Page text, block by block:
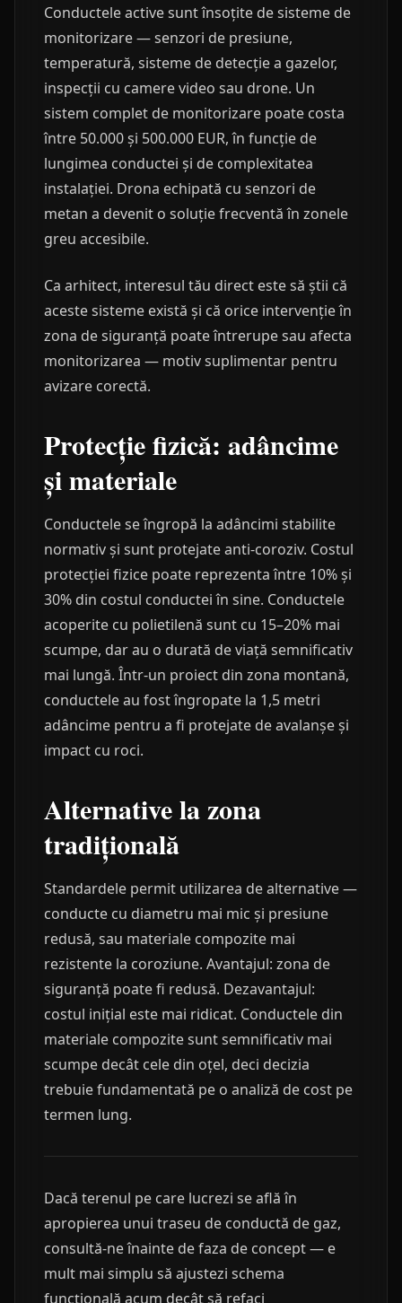
Conductele active sunt însoțite de sisteme de
monitorizare — senzori de presiune,
temperatură, sisteme de detecție a gazelor,
inspecții cu camere video sau drone. Un
sistem complet de monitorizare poate costa
între 50.000 și 500.000 EUR, în funcție de
lungimea conductei și de complexitatea
instalației. Drona echipată cu senzori de
metan a devenit o soluție frecventă în zonele
greu accesibile.
Ca arhitect, interesul tău direct este să știi că
aceste sisteme există și că orice intervenție în
zona de siguranță poate întrerupe sau afecta
monitorizarea — motiv suplimentar pentru
avizare corectă.
Protecție fizică: adâncime
și materiale
Conductele se îngropă la adâncimi stabilite
normativ și sunt protejate anti-coroziv. Costul
protecției fizice poate reprezenta între 10% și
30% din costul conductei în sine. Conductele
acoperite cu polietilenă sunt cu 15–20% mai
scumpe, dar au o durată de viață semnificativ
mai lungă. Într-un proiect din zona montană,
conductele au fost îngropate la 1,5 metri
adâncime pentru a fi protejate de avalanșe și
impact cu roci.
Alternative la zona
tradițională
Standardele permit utilizarea de alternative —
conducte cu diametru mai mic și presiune
redusă, sau materiale compozite mai
rezistente la coroziune. Avantajul: zona de
siguranță poate fi redusă. Dezavantajul:
costul inițial este mai ridicat. Conductele din
materiale compozite sunt semnificativ mai
scumpe decât cele din oțel, deci decizia
trebuie fundamentată pe o analiză de cost pe
termen lung.
Dacă terenul pe care lucrezi se află în
apropierea unui traseu de conductă de gaz,
consultă-ne înainte de faza de concept — e
mult mai simplu să ajustezi schema
funcțională acum decât să refaci